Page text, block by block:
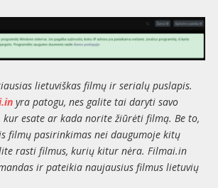
lietuviškas filmų ir serialų puslapis.
yra patogu, nes galite tai daryti savo
kur esate ar kada norite žiūrėti filmą. Be to,
filmų pasirinkimas nei daugumoje kitų
rasti filmus, kurių kitur nėra. Filmai.in
ir pateikia naujausius filmus lietuvių